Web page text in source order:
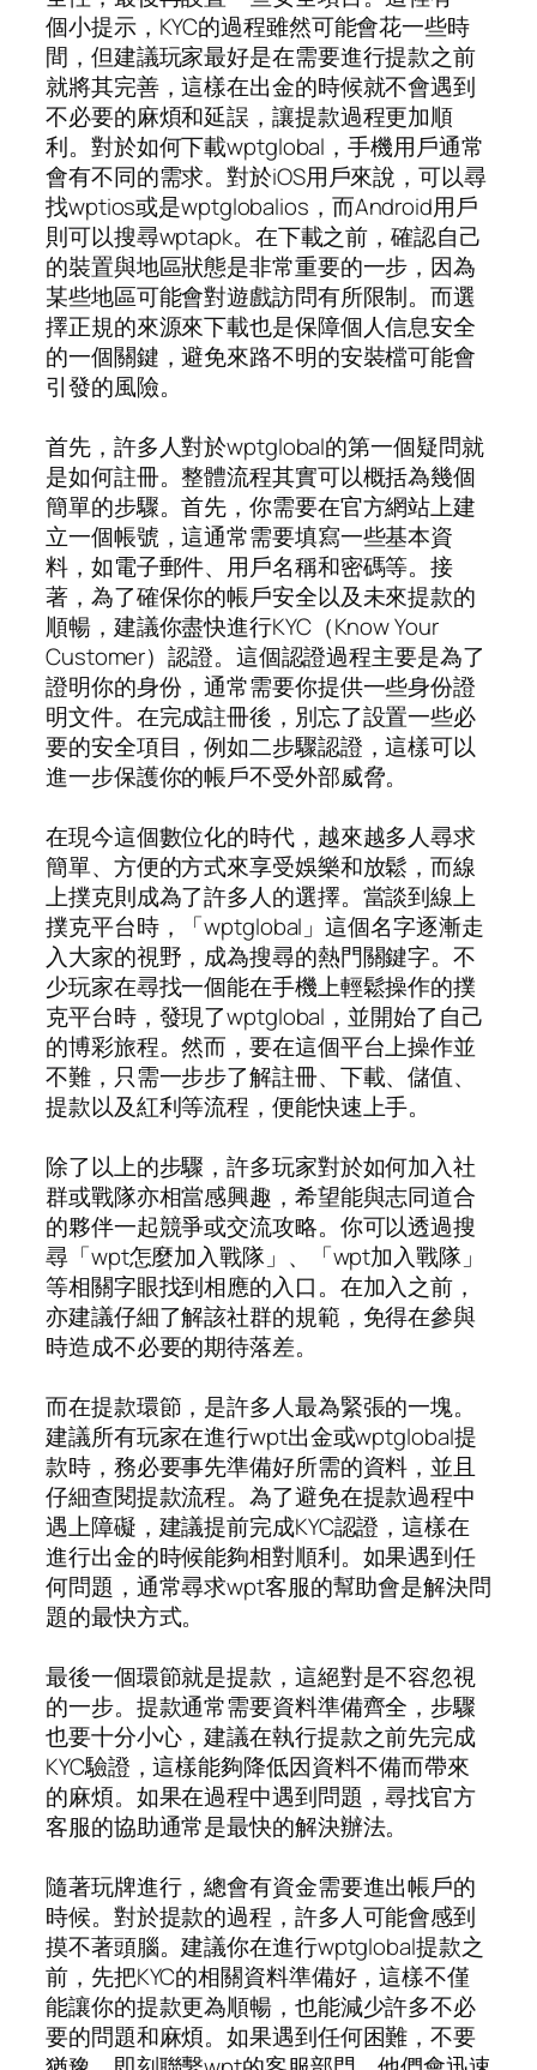
個小提示，KYC的過程雖然可能會花一些時
間，但建議玩家最好是在需要進行提款之前
就將其完善，這樣在出金的時候就不會遇到
不必要的麻煩和延誤，讓提款過程更加順
利。對於如何下載wptglobal，手機用戶通常
會有不同的需求。對於iOS用戶來說，可以尋
找wptios或是wptglobalios，而Android用戶
則可以搜尋wptapk。在下載之前，確認自己
的裝置與地區狀態是非常重要的一步，因為
某些地區可能會對遊戲訪問有所限制。而選
擇正規的來源來下載也是保障個人信息安全
的一個關鍵，避免來路不明的安裝檔可能會
引發的風險。
首先，許多人對於wptglobal的第一個疑問就
是如何註冊。整體流程其實可以概括為幾個
簡單的步驟。首先，你需要在官方網站上建
立一個帳號，這通常需要填寫一些基本資
料，如電子郵件、用戶名稱和密碼等。接
著，為了確保你的帳戶安全以及未來提款的
順暢，建議你盡快進行KYC（Know Your
Customer）認證。這個認證過程主要是為了
證明你的身份，通常需要你提供一些身份證
明文件。在完成註冊後，別忘了設置一些必
要的安全項目，例如二步驟認證，這樣可以
進一步保護你的帳戶不受外部威脅。
在現今這個數位化的時代，越來越多人尋求
簡單、方便的方式來享受娛樂和放鬆，而線
上撲克則成為了許多人的選擇。當談到線上
撲克平台時，「wptglobal」這個名字逐漸走
入大家的視野，成為搜尋的熱門關鍵字。不
少玩家在尋找一個能在手機上輕鬆操作的撲
克平台時，發現了wptglobal，並開始了自己
的博彩旅程。然而，要在這個平台上操作並
不難，只需一步步了解註冊、下載、儲值、
提款以及紅利等流程，便能快速上手。
除了以上的步驟，許多玩家對於如何加入社
群或戰隊亦相當感興趣，希望能與志同道合
的夥伴一起競爭或交流攻略。你可以透過搜
尋「wpt怎麼加入戰隊」、「wpt加入戰隊」
等相關字眼找到相應的入口。在加入之前，
亦建議仔細了解該社群的規範，免得在參與
時造成不必要的期待落差。
而在提款環節，是許多人最為緊張的一塊。
建議所有玩家在進行wpt出金或wptglobal提
款時，務必要事先準備好所需的資料，並且
仔細查閱提款流程。為了避免在提款過程中
遇上障礙，建議提前完成KYC認證，這樣在
進行出金的時候能夠相對順利。如果遇到任
何問題，通常尋求wpt客服的幫助會是解決問
題的最快方式。
最後一個環節就是提款，這絕對是不容忽視
的一步。提款通常需要資料準備齊全，步驟
也要十分小心，建議在執行提款之前先完成
KYC驗證，這樣能夠降低因資料不備而帶來
的麻煩。如果在過程中遇到問題，尋找官方
客服的協助通常是最快的解決辦法。
隨著玩牌進行，總會有資金需要進出帳戶的
時候。對於提款的過程，許多人可能會感到
摸不著頭腦。建議你在進行wptglobal提款之
前，先把KYC的相關資料準備好，這樣不僅
能讓你的提款更為順暢，也能減少許多不必
要的問題和麻煩。如果遇到任何困難，不要